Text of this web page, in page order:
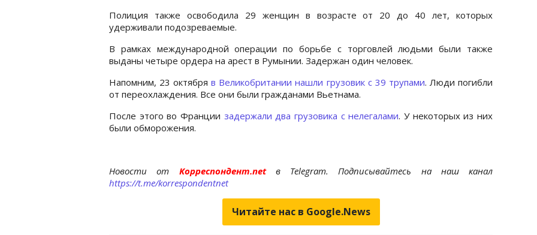
Полиция также освободила 29 женщин в возрасте от 20 до 40 лет, которых
удерживали подозреваемые.
В рамках международной операции по борьбе с торговлей людьми были также
выданы четыре ордера на арест в Румынии. Задержан один человек.
Напомним, 23 октябряв Великобритании нашли грузовик с 39 трупами. Люди погибли
от переохлаждения. Все они были гражданами Вьетнама.
После этого во Франции задержали два грузовика с нелегалами. У некоторых из них
были обморожения.
Новости от Корреспондент.net в Telegram. Подписывайтесь на наш канал
https://t.me/korrespondentnet
Читайте нас в Google.News